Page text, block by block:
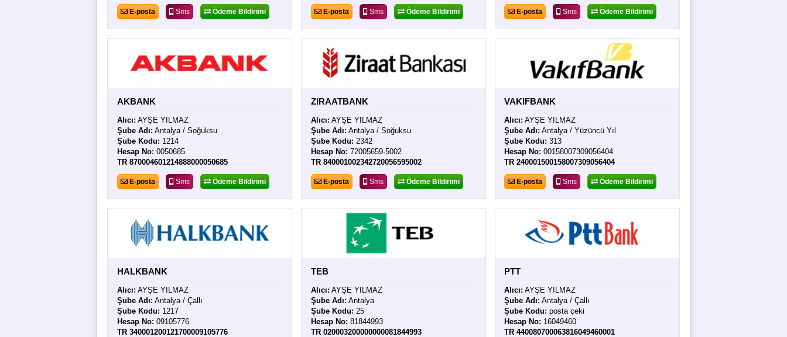
E-posta Sms Ödeme Bildirimi E-posta Sms Ödeme Bildirimi E-posta Sms Ödeme Bildirimi
AKBANK
Alıcı: AYŞE YILMAZ
Şube Adı: Antalya / Soğuksu
Şube Kodu: 1214
Hesap No: 0050685
TR 870004601214888000050685
E-posta Sms Ödeme Bildirimi
ZIRAATBANK
Alıcı: AYŞE YILMAZ
Şube Adı: Antalya / Soğuksu
Şube Kodu: 2342
Hesap No: 72005659-5002
TR 840001002342720056595002
E-posta Sms Ödeme Bildirimi
VAKIFBANK
Alıcı: AYŞE YILMAZ
Şube Adı: Antalya / Yüzüncü Yıl
Şube Kodu: 313
Hesap No: 00158007309056404
TR 240001500158007309056404
E-posta Sms Ödeme Bildirimi
HALKBANK
Alıcı: AYŞE YILMAZ
Şube Adı: Antalya / Çallı
Şube Kodu: 1217
Hesap No: 09105776
TR 340001200121700009105776
TEB
Alıcı: AYŞE YILMAZ
Şube Adı: Antalya
Şube Kodu: 25
Hesap No: 81844993
TR 020003200000000081844993
PTT
Alıcı: AYŞE YILMAZ
Şube Adı: Antalya / Çallı
Şube Kodu: posta çeki
Hesap No: 16049460
TR 440080700063816049460001